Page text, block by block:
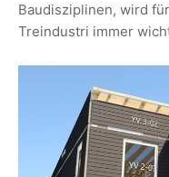
Baudisziplinen, wird
Treindustri immer